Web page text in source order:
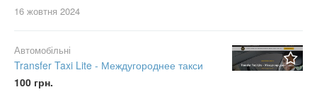
16 жовтня 2024
Автомобільні
Transfer Taxi Lite - Междугороднее такси
100 грн.